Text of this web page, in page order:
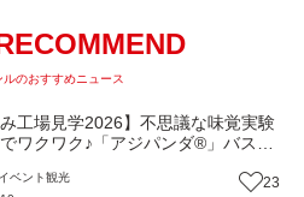
ルのおすすめニュース
み工場見学2026】不思議な味覚実験
ワクワク♪「アジパンダ®」バス
佐賀市）
イベント観光
23